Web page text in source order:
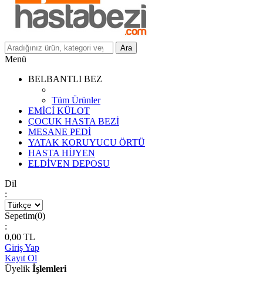
Ara
Menü
BELBANTLI BEZ
Tüm Ürünler
EMİCİ KÜLOT
ÇOCUK HASTA BEZİ
MESANE PEDİ
YATAK KORUYUCU ÖRTÜ
HASTA HİJYEN
ELDİVEN DEPOSU
Dil
:
Sepetim(0)
:
0,00 TL
Giriş Yap
Kayıt Ol
Üyelik İşlemleri